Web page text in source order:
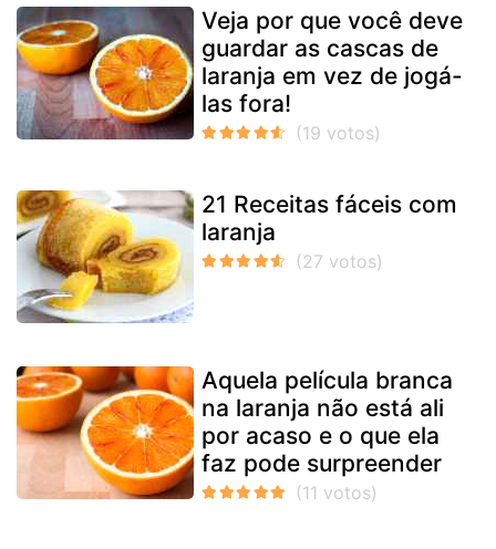
Veja por que você deve
guardar as cascas de
laranja em vez de jogá-
las fora!
21 Receitas fáceis com
laranja
Aquela película branca
na laranja não está ali
por acaso e o que ela
faz pode surpreender